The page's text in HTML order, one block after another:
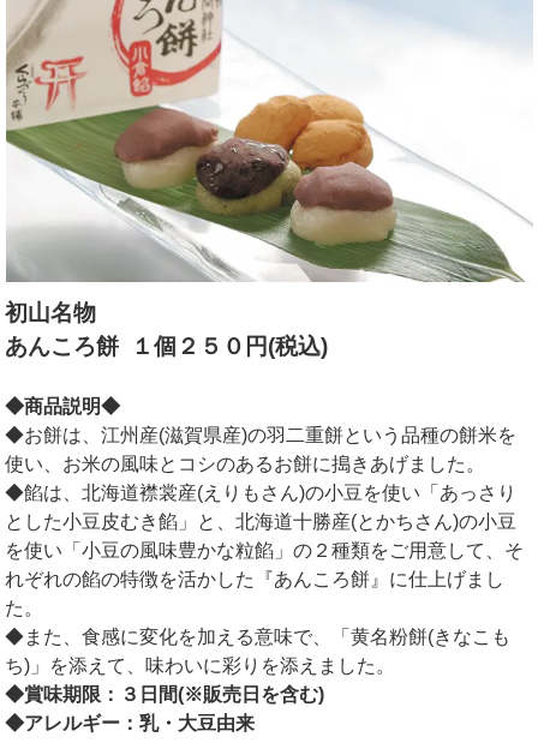
初山名物
あんころ餅 １個２５０円(税込)
◆商品説明◆
◆お餅は、江州産(滋賀県産)の羽二重餅という品種の餅米を
使い、お米の風味とコシのあるお餅に搗きあげました。
◆餡は、北海道襟裳産(えりもさん)の小豆を使い「あっさり
とした小豆皮むき餡」と、北海道十勝産(とかちさん)の小豆
を使い「小豆の風味豊かな粒餡」の２種類をご用意して、そ
れぞれの餡の特徴を活かした『あんころ餅』に仕上げまし
た。
◆また、食感に変化を加える意味で、「黄名粉餅(きなこも
ち)」を添えて、味わいに彩りを添えました。
◆賞味期限：３日間(※販売日を含む)
◆アレルギー：乳・大豆由来